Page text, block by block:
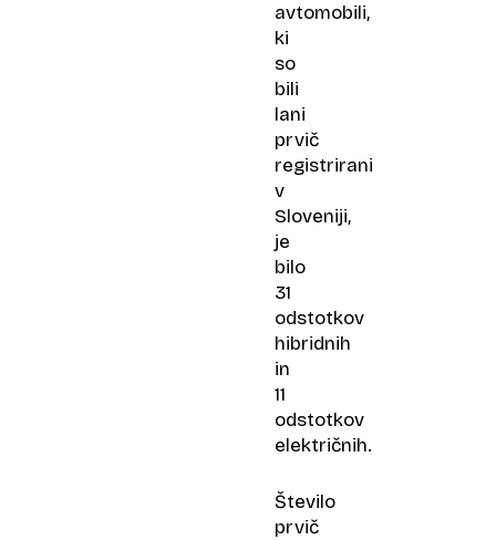
avtomobili,
ki
so
bili
lani
prvič
registrirani
v
Sloveniji,
je
bilo
31
odstotkov
hibridnih
in
11
odstotkov
električnih.
Število
prvič